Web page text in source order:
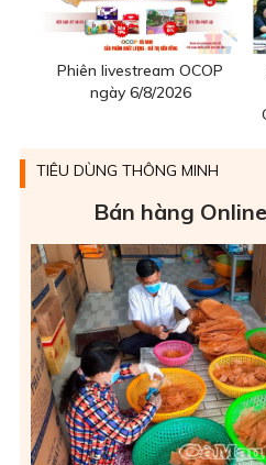
Phiên livestream OCOP
ngày 6/8/2026
TIÊU DÙNG THÔNG MINH
Bán hàng